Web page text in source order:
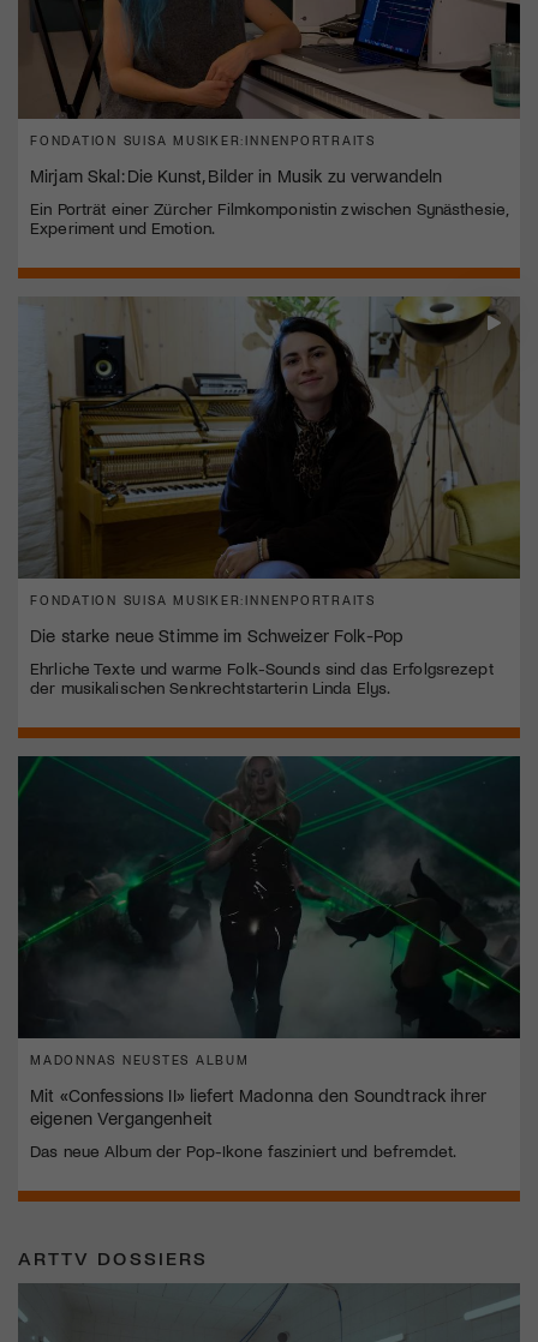
FONDATION SUISA MUSIKER:INNENPORTRAITS
Mirjam Skal: Die Kunst, Bilder in Musik zu verwandeln
Ein Porträt einer Zürcher Filmkomponistin zwischen Synästhesie,
Experiment und Emotion.
FONDATION SUISA MUSIKER:INNENPORTRAITS
Die starke neue Stimme im Schweizer Folk-Pop
Ehrliche Texte und warme Folk-Sounds sind das Erfolgsrezept
der musikalischen Senkrechtstarterin Linda Elys.
MADONNAS NEUSTES ALBUM
Mit «Confessions II» liefert Madonna den Soundtrack ihrer
eigenen Vergangenheit
Das neue Album der Pop-Ikone fasziniert und befremdet.
ARTTV DOSSIERS